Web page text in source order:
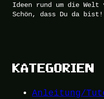
Ideen rund um die Welt
Schön, dass Du da bist!
KATEGORIEN
Anleitung/